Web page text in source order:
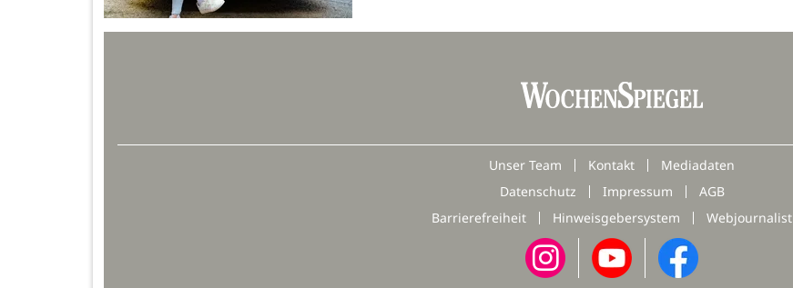
Unser Team Kontakt
Mediadaten
Datenschutz
Impressum
AGB
Barrierefreiheit
Hinweisgebersystem Webjournalist